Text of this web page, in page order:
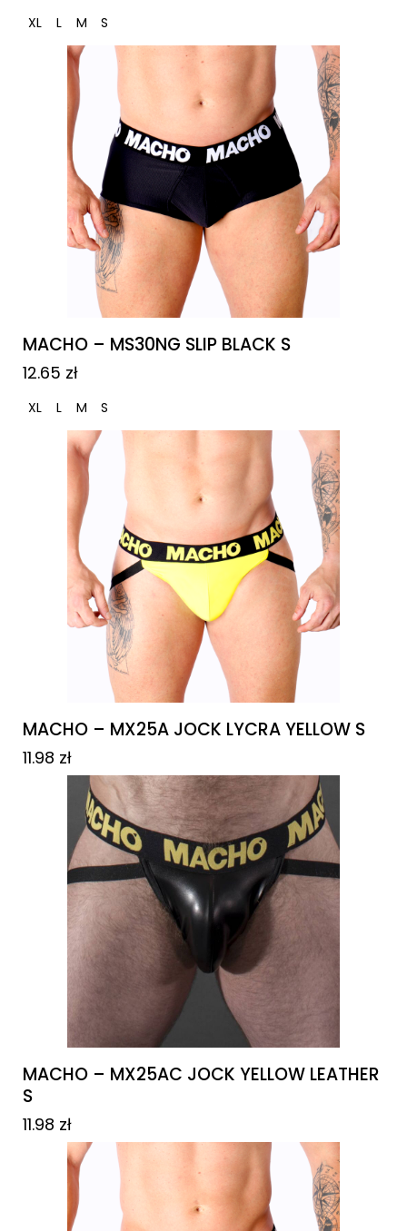
XL L M S
MACHO – MS30NG SLIP BLACK S
12.65 zł
XL L M S
MACHO – MX25A JOCK LYCRA YELLOW S
11.98 zł
MACHO – MX25AC JOCK YELLOW LEATHER
S
11.98 zł